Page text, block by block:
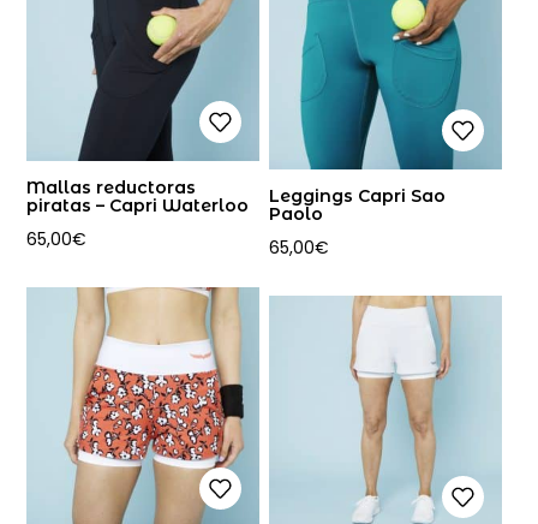
Mallas reductoras
piratas – Capri Waterloo
65,00€
Leggings Capri Sao
Paolo
65,00€